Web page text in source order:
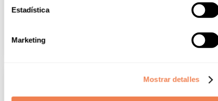
Estadística
Marketing
Mostrar detalles